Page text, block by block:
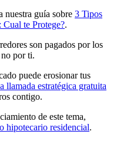
nuestra guía sobre 3 Tipos
te Protege?.
son pagados por los
no por ti.
puede erosionar tus
llamada estratégica gratuita
contigo.
de este tema,
hipotecario residencial.